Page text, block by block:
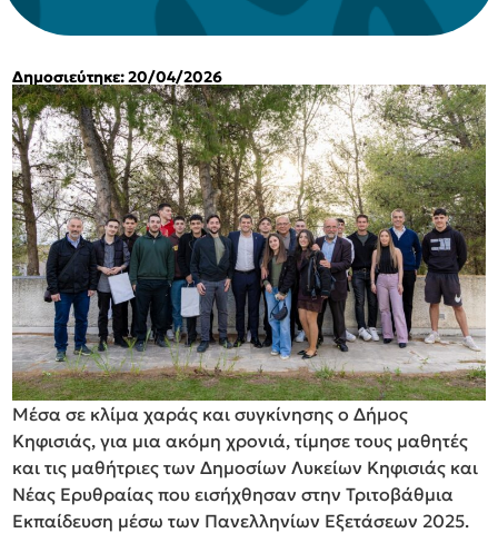
Δημοσιεύτηκε: 20/04/2026
Μέσα σε κλίμα χαράς και συγκίνησης ο Δήμος
Κηφισιάς, για μια ακόμη χρονιά, τίμησε τους μαθητές
και τις μαθήτριες των Δημοσίων Λυκείων Κηφισιάς και
Νέας Ερυθραίας που εισήχθησαν στην Τριτοβάθμια
Εκπαίδευση μέσω των Πανελληνίων Εξετάσεων 2025.